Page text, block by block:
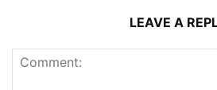
LEAVE A